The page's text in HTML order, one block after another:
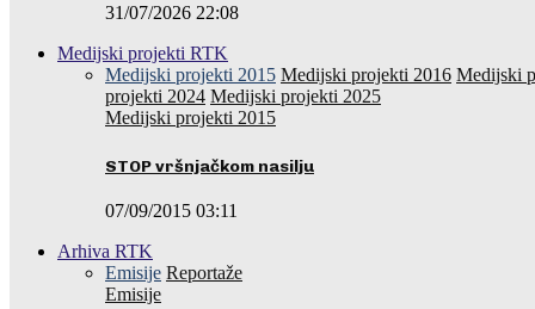
31/07/2026 22:08
Medijski projekti RTK
Medijski projekti 2015 Medijski projekti 2016 Medijski
projekti 2024 Medijski projekti 2025
Medijski projekti 2015
STOP vršnjačkom nasilju
07/09/2015 03:11
Arhiva RTK
Emisije Reportaže
Emisije